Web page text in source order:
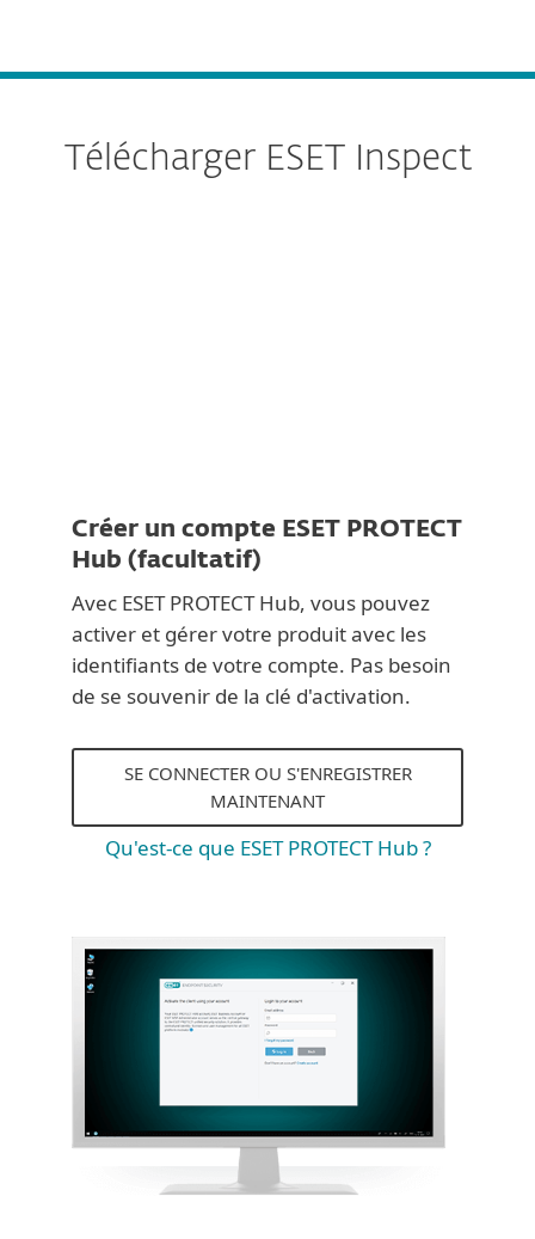
Télécharger ESET Inspect
Créer un compte ESET PROTECT
Hub (facultatif)
Avec ESET PROTECT Hub, vous pouvez
activer et gérer votre produit avec les
identifiants de votre compte. Pas besoin
de se souvenir de la clé d'activation.
SE CONNECTER OU S'ENREGISTRER
MAINTENANT
Qu'est-ce que ESET PROTECT Hub ?